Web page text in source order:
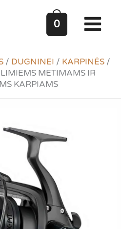
0
/ DUGNINEI / KARPINĖS /
METIMAMS IR
KARPIAMS